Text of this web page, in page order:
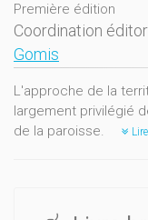
Première édition
Coordination
Gomis
L'approche de la
largement privilégié
de la paroisse.